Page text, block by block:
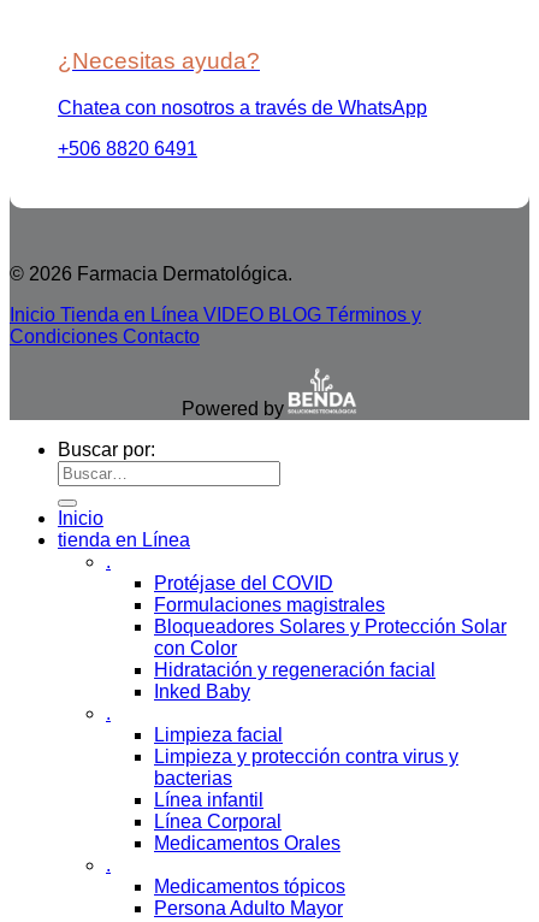
¿Necesitas ayuda?
Chatea con nosotros a través de WhatsApp
+506 8820 6491
© 2026 Farmacia Dermatológica.
Inicio Tienda en Línea VIDEO BLOG Términos y
Condiciones Contacto
Powered by
Buscar por:
Inicio
tienda en Línea
.
Protéjase del COVID
Formulaciones magistrales
Bloqueadores Solares y Protección Solar
con Color
Hidratación y regeneración facial
Inked Baby
.
Limpieza facial
Limpieza y protección contra virus y
bacterias
Línea infantil
Línea Corporal
Medicamentos Orales
.
Medicamentos tópicos
Persona Adulto Mayor